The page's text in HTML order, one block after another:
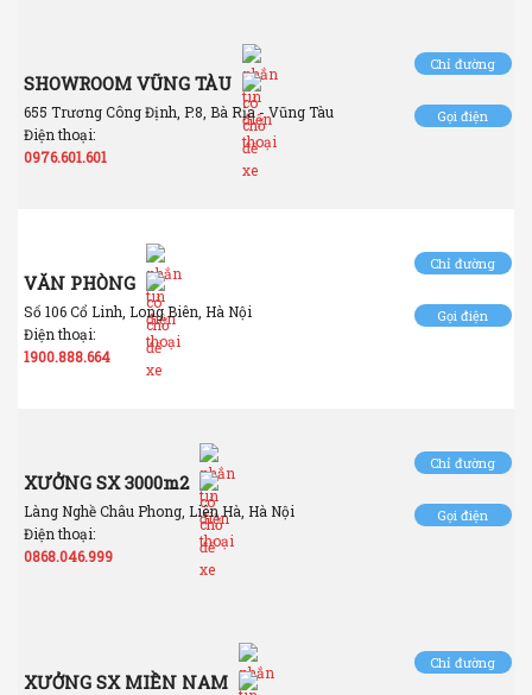
SHOWROOM VŨNG TÀU
655 Trương Công Định, P.8, Bà Rịa - Vũng Tàu
Điện thoại:
0976.601.601
Chỉ đường
Gọi điện
VĂN PHÒNG
Số 106 Cổ Linh, Long Biên, Hà Nội
Điện thoại:
1900.888.664
Chỉ đường
Gọi điện
XƯỞNG SX 3000m2
Làng Nghề Châu Phong, Liên Hà, Hà Nội
Điện thoại:
0868.046.999
Chỉ đường
Gọi điện
XƯỞNG SX MIỀN NAM
Chỉ đường